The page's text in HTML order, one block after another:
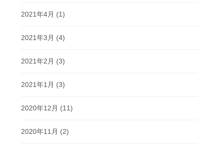
2021年4月 (1)
2021年3月 (4)
2021年2月 (3)
2021年1月 (3)
2020年12月 (11)
2020年11月 (2)